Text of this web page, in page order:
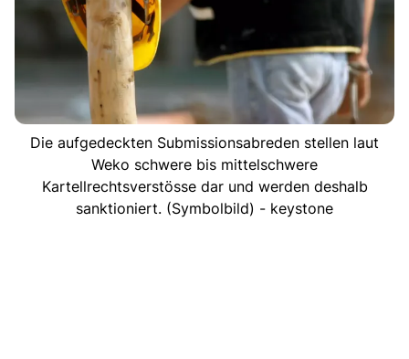
Die aufgedeckten Submissionsabreden stellen laut
Weko schwere bis mittelschwere
Kartellrechtsverstösse dar und werden deshalb
sanktioniert. (Symbolbild) - keystone